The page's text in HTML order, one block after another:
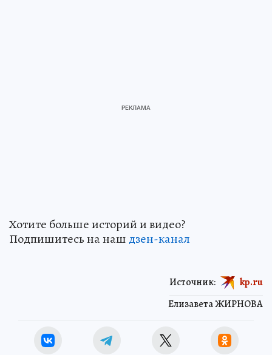
Хотите больше историй и видео?
Подпишитесь на наш дзен-канал
Елизавета ЖИРНОВА
Источник: kp.ru